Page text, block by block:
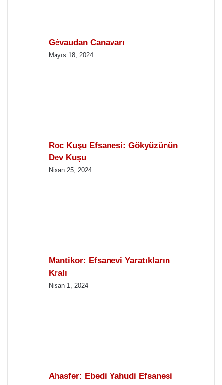
Gévaudan Canavarı
Mayıs 18, 2024
Roc Kuşu Efsanesi: Gökyüzünün
Dev Kuşu
Nisan 25, 2024
Mantikor: Efsanevi Yaratıkların
Kralı
Nisan 1, 2024
Ahasfer: Ebedi Yahudi Efsanesi